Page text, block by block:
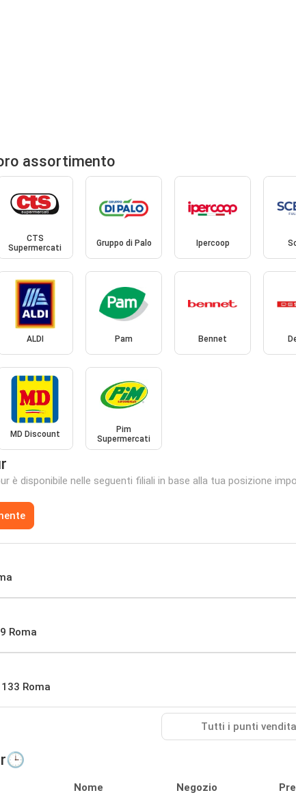
assortimento
CTS
Supermercati
Gruppo di Palo Ipercoop
ALDI Pam Bennet
MD Discount
Pim
Supermercati
è disponibile nelle seguenti filiali in base alla tua posizione
Roma
Roma
Tutti i punti vendita
Nome Negozio